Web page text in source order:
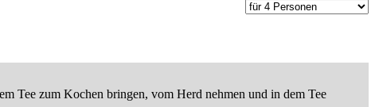
Tee zum Kochen bringen, vom Herd nehmen und in dem Tee